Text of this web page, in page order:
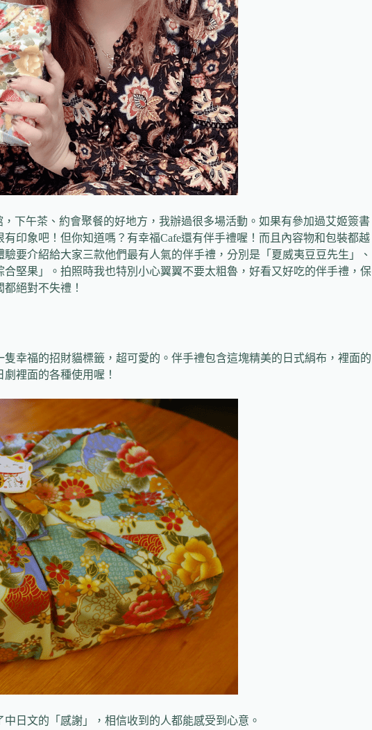
下午茶、約會聚餐的好地方，我辦過很多場活動。如果有參加過艾姬簽書
印象吧！但你知道嗎？有幸福Cafe還有伴手禮喔！而且內容物和包裝都越
要介紹給大家三款他們最有人氣的伴手禮，分別是「夏威夷豆豆先生」、
合堅果」。拍照時我也特別小心翼翼不要太粗魯，好看又好吃的伴手禮，保
絕對不失禮！
幸福的招財貓標籤，超可愛的。伴手禮包含這塊精美的日式絹布，裡面的
裡面的各種使用喔！
日文的「感謝」，相信收到的人都能感受到心意。